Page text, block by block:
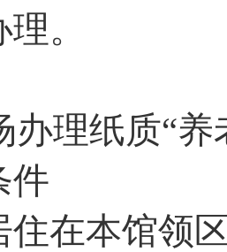
。
办理纸质“
件
住在本馆领